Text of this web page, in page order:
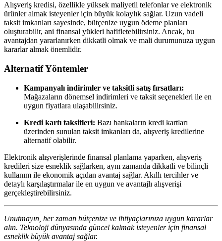
Alışveriş kredisi, özellikle yüksek maliyetli telefonlar ve elektronik
ürünler almak isteyenler için büyük kolaylık sağlar. Uzun vadeli
taksit imkanları sayesinde, bütçenize uygun ödeme planları
oluşturabilir, ani finansal yükleri hafifletebilirsiniz. Ancak, bu
avantajdan yararlanırken dikkatli olmak ve mali durumunuza uygun
kararlar almak önemlidir.
Alternatif Yöntemler
Kampanyalı indirimler ve taksitli satış fırsatları:
Mağazaların dönemsel indirimleri ve taksit seçenekleri ile en
uygun fiyatlara ulaşabilirsiniz.
Kredi kartı taksitleri: Bazı bankaların kredi kartları
üzerinden sunulan taksit imkanları da, alışveriş kredilerine
alternatif olabilir.
Elektronik alışverişlerinde finansal planlama yaparken, alışveriş
kredileri size esneklik sağlarken, aynı zamanda dikkatli ve bilinçli
kullanım ile ekonomik açıdan avantaj sağlar. Akıllı tercihler ve
detaylı karşılaştırmalar ile en uygun ve avantajlı alışverişi
gerçekleştirebilirsiniz.
Unutmayın, her zaman bütçenize ve ihtiyaçlarınıza uygun kararlar
alın. Teknoloji dünyasında güncel kalmak isteyenler için finansal
esneklik büyük avantaj sağlar.